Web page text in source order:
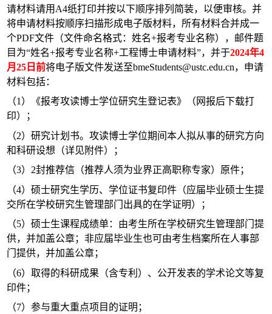
请材料请用 A4纸打印并按以下顺序排列简装，以便审核。并
将申请材料按顺序扫描形成电子版材料，所有材料合并成一
个PDF文件（文件命名格式：姓名+报考专业名称），邮件题
目为“姓名+报考专业名称+工程博士申请材料”，并于2024年4
月25 日前将电子版文件发送至bmeStudents@ustc.edu.cn，申请
材料包括：
（1 ）《报考攻读博士学位研究生登记表》（网报后下载打
印）；
（2）研究计划书。攻读博士学位期间本人拟从事的研究方向
和科研设想（详见附件）；
（3） 2封推荐信（推荐人须为业界正高职称专家）原件；
（4）硕士研究生学历、学位证书复印件（应届毕业硕士生提
交所在学校研究生管理部门出具的在学证明）；
（5）硕士生课程成绩单：由考生所在学校研究生管理部门提
供，并加盖公章；非应届毕业生也可由考生档案所在人事部
门提供，并加盖公章；
（6）取得的科研成果（含专利）、公开发表的学术论文等复
印件；
（7）参与重大重点项目的证明；